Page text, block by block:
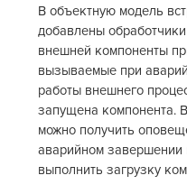
В объектную модель
добавлены
внешней компоненты
вызываемые при
работы внешнего
запущена компонента.
можно получить
аварийном завершении
выполнить загрузку